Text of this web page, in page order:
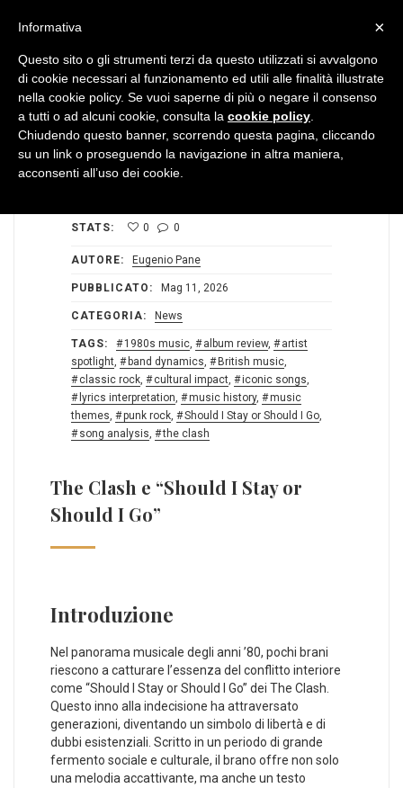
STATS: 0 0
AUTORE: Eugenio Pane
PUBBLICATO: Mag 11, 2026
CATEGORIA: News
TAGS: 1980s music, album review,
artist
spotlight, band dynamics, British music,
classic rock, cultural impact, iconic songs,
lyrics interpretation, music history,
music
themes, punk rock, Should I Stay or Should I Go,
song analysis, the clash
The Clash e “Should I Stay or
Should I Go”
Introduzione
Nel panorama​ musicale degli ‍anni ’80, pochi⁣ brani
riescono a catturare l’essenza del conflitto interiore
come “Should I Stay or ⁣Should I ⁢Go” dei The Clash.⁣
Questo ⁢inno ‌alla indecisione ⁢ha‌ attraversato
generazioni, diventando un ⁢simbolo di libertà e di
dubbi ​esistenziali. Scritto in ‌un periodo di grande
fermento sociale e culturale, il ‌brano offre​ non ​solo
una melodia accattivante, ma anche un testo
×
Informativa
Questo sito o gli strumenti terzi da questo utilizzati si avvalgono
di cookie necessari al funzionamento ed utili alle finalità illustrate
nella cookie policy. Se vuoi saperne di più o negare il consenso
a tutti o ad alcuni cookie, consulta la cookie policy
Chiudendo questo banner, scorrendo questa pagina, cliccando
su un link o proseguendo la navigazione in altra maniera,
acconsenti all’uso dei cookie.